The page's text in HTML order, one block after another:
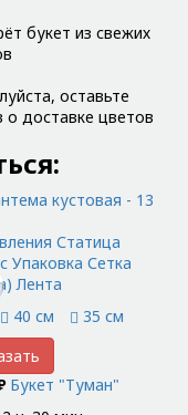
букет из свежих
оставьте
о доставке цветов
кустовая - 13
Статица
Упаковка Сетка
Лента
40 см
35 см
Букет "Туман"